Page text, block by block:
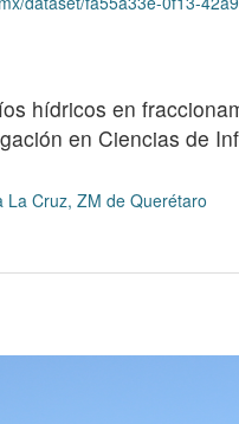
hídricos en
en Ciencias de
La Cruz, ZM de Querétaro